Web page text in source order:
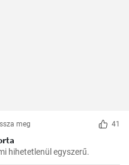
meg 41
hihetetlenül egyszerű.